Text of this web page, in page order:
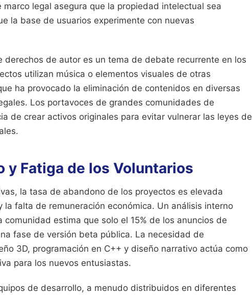
legal asegura que la propiedad intelectual sea
la base de usuarios experimente con nuevas
derechos de autor es un tema de debate recurrente en los
utilizan música o elementos visuales de otras
ha provocado la eliminación de contenidos en diversas
Los portavoces de grandes comunidades de
de crear activos originales para evitar vulnerar las leyes de
y Fatiga de los Voluntarios
la tasa de abandono de los proyectos es elevada
falta de remuneración económica. Un análisis interno
estima que solo el 15% de los anuncios de
fase de versión beta pública. La necesidad de
3D, programación en C++ y diseño narrativo actúa como
para los nuevos entusiastas.
de desarrollo, a menudo distribuidos en diferentes